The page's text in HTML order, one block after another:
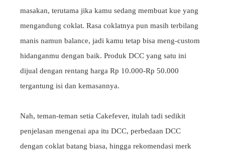
masakan, terutama jika kamu sedang membuat kue yang
mengandung coklat. Rasa coklatnya pun masih terbilang
manis namun balance, jadi kamu tetap bisa meng-custom
hidanganmu dengan baik. Produk DCC yang satu ini
dijual dengan rentang harga Rp 10.000-Rp 50.000
tergantung isi dan kemasannya.
Nah, teman-teman setia Cakefever, itulah tadi sedikit
penjelasan mengenai apa itu DCC, perbedaan DCC
dengan coklat batang biasa, hingga rekomendasi merk